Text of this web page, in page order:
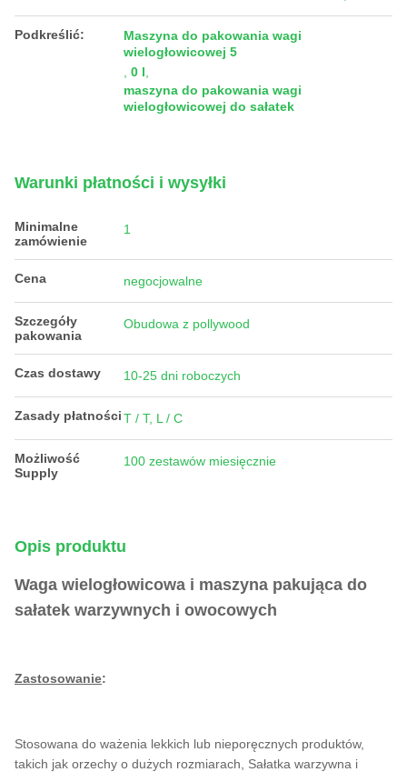
Podkreślić:
Maszyna do pakowania wagi
wielogłowicowej 5
0 l
maszyna do pakowania wagi
wielogłowicowej do sałatek
Warunki płatności i wysyłki
Minimalne
zamówienie
1
Cena negocjowalne
Szczegóły
pakowania
Obudowa z pollywood
Czas dostawy 10-25 dni roboczych
Zasady płatnościT / T, L / C
Możliwość
Supply
100 zestawów miesięcznie
Opis produktu
Waga wielogłowicowa i maszyna pakująca do
sałatek warzywnych i owocowych
Zastosowanie:
Stosowana do ważenia lekkich lub nieporęcznych produktów,
takich jak orzechy o dużych rozmiarach, Sałatka warzywna i